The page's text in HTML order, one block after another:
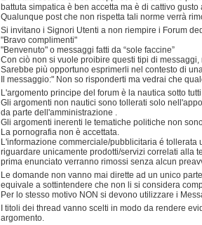
battuta simpatica è ben accetta ma è di cattivo
Qualunque post che non rispetta tali norme verrà
Si invitano i Signori Utenti a non riempire i Forum
"Bravo complimenti"
"Benvenuto" o messaggi fatti da “sole faccine”
Con ciò non si vuole proibire questi tipi di messaggi,
Sarebbe più opportuno esprimerli nel contesto di
Il messaggio:" Non so risponderti ma vedrai che
L'argomento principe del forum è la nautica sotto
Gli argomenti non nautici sono tollerati solo
da parte dell'amministrazione .
Gli argomenti inerenti le tematiche politiche non
La pornografia non è accettata.
L'informazione commerciale/pubblicitaria é
riguardare unicamente prodotti/servizi correlati alla
prima enunciato verranno rimossi senza alcun
Le domande non vanno mai dirette ad un unico
equivale a sottintendere che non li si considera
Per lo stesso motivo NON si devono utilizzare i
I titoli dei thread vanno scelti in modo da rendere
argomento.